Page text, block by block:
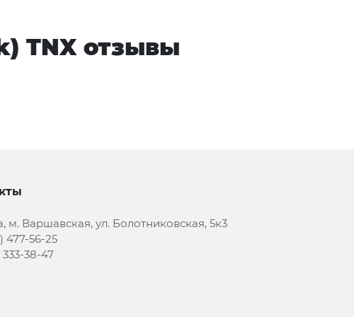
TNX отзывы
м. Варшавская, ул. Болотниковская, 5к3
477-56-25
38-47